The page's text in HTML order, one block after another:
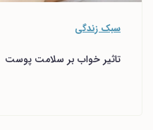
سبک زندگی
تاثیر خواب بر سلامت پوست